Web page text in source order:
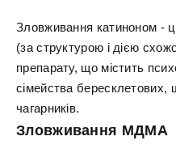
Зловживання катиноном -
(за структурою і дією
препарату, що містить
сімейства бересклетових,
чагарників.
Зловживання МДМА